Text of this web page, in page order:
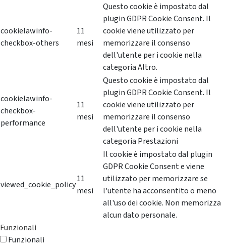
cookielawinfo-
checkbox-others
11
mesi
Questo cookie è impostato dal
plugin GDPR Cookie Consent. Il
cookie viene utilizzato per
memorizzare il consenso
dell'utente per i cookie nella
categoria Altro.
cookielawinfo-
checkbox-
performance
11
mesi
Questo cookie è impostato dal
plugin GDPR Cookie Consent. Il
cookie viene utilizzato per
memorizzare il consenso
dell'utente per i cookie nella
categoria Prestazioni
viewed_cookie_policy
11
mesi
Il cookie è impostato dal plugin
GDPR Cookie Consent e viene
utilizzato per memorizzare se
l'utente ha acconsentito o meno
all'uso dei cookie. Non memorizza
alcun dato personale.
Funzionali
Funzionali